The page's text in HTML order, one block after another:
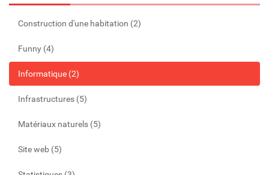
Construction d'une habitation (2)
Funny (4)
Informatique (2)
Infrastructures (5)
Matériaux naturels (5)
Site web (5)